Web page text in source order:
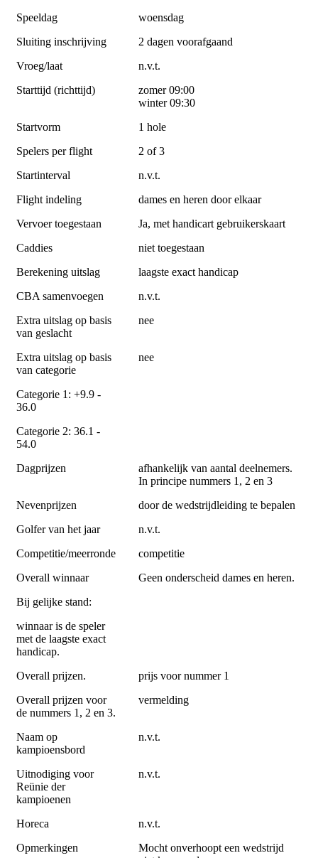
Speeldag
woensdag
Sluiting inschrijving
2 dagen voorafgaand
Vroeg/laat
n.v.t.
Starttijd (richttijd)
zomer 09:00
winter 09:30
Startvorm
1 hole
Spelers per flight
2 of 3
Startinterval
n.v.t.
Flight indeling
dames en heren door elkaar
Vervoer toegestaan
Ja, met handicart gebruikerskaart
Caddies
niet toegestaan
Berekening uitslag
laagste exact handicap
CBA samenvoegen
n.v.t.
Extra uitslag op basis
van geslacht
nee
Extra uitslag op basis
van categorie
nee
Categorie 1: +9.9 -
36.0
Categorie 2: 36.1 -
54.0
Dagprijzen
afhankelijk van aantal deelnemers.
In principe nummers 1, 2 en 3
Nevenprijzen
door de wedstrijdleiding te bepalen
Golfer van het jaar
n.v.t.
Competitie/meerronde
competitie
Overall winnaar
Geen onderscheid dames en heren.
Bij gelijke stand:
winnaar is de speler
met de laagste exact
handicap.
Overall prijzen.
prijs voor nummer 1
Overall prijzen voor
de nummers 1, 2 en 3.
vermelding
Naam op
kampioensbord
n.v.t.
Uitnodiging voor
Reünie der
kampioenen
n.v.t.
Horeca
n.v.t.
Opmerkingen
Mocht onverhoopt een wedstrijd